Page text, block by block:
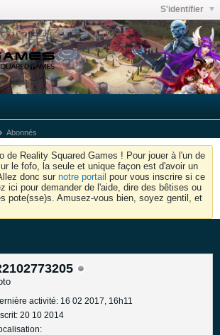
S'identifier
Abonnés
de Reality Squared Games ! Pour jouer à l'un de
le fofo, la seule et unique façon est d'avoir un
donc sur notre portail pour vous inscrire si ce
ici pour demander de l'aide, dire des bêtises ou
pote(sse)s. Amusez-vous bien, soyez gentil, et
activité: 16 02 2017, 16h11
20 10 2014